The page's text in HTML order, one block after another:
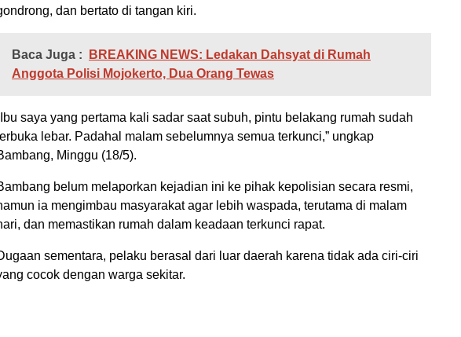
dan bertato di tangan kiri.
Baca Juga :
BREAKING NEWS: Ledakan Dahsyat di Rumah
Anggota Polisi Mojokerto, Dua Orang Tewas
saya yang pertama kali sadar saat subuh, pintu belakang rumah sudah
lebar. Padahal malam sebelumnya semua terkunci,” ungkap
Minggu (18/5).
belum melaporkan kejadian ini ke pihak kepolisian secara resmi,
ia mengimbau masyarakat agar lebih waspada, terutama di malam
dan memastikan rumah dalam keadaan terkunci rapat.
sementara, pelaku berasal dari luar daerah karena tidak ada ciri-ciri
cocok dengan warga sekitar.